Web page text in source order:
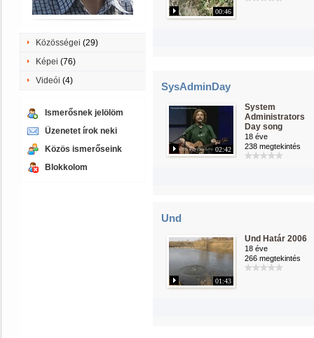
Közösségei (29)
Képei (76)
Videói (4)
Ismerősnek jelölöm
Üzenetet írok neki
Közös ismerőseink
Blokkolom
00:46
SysAdminDay
02:42
System
Administrators
Day song
18 éve
238 megtekintés
Und
01:43
Und Határ 2006
18 éve
266 megtekintés